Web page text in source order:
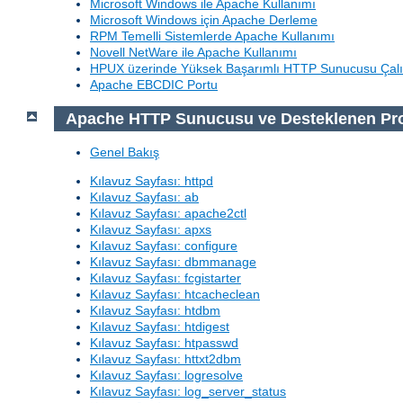
Microsoft Windows ile Apache Kullanımı
Microsoft Windows için Apache Derleme
RPM Temelli Sistemlerde Apache Kullanımı
Novell NetWare ile Apache Kullanımı
HPUX üzerinde Yüksek Başarımlı HTTP Sunucusu
Apache EBCDIC Portu
Apache HTTP Sunucusu ve Desteklenen
Genel Bakış
Kılavuz Sayfası: httpd
Kılavuz Sayfası: ab
Kılavuz Sayfası: apache2ctl
Kılavuz Sayfası: apxs
Kılavuz Sayfası: configure
Kılavuz Sayfası: dbmmanage
Kılavuz Sayfası: fcgistarter
Kılavuz Sayfası: htcacheclean
Kılavuz Sayfası: htdbm
Kılavuz Sayfası: htdigest
Kılavuz Sayfası: htpasswd
Kılavuz Sayfası: httxt2dbm
Kılavuz Sayfası: logresolve
Kılavuz Sayfası: log_server_status